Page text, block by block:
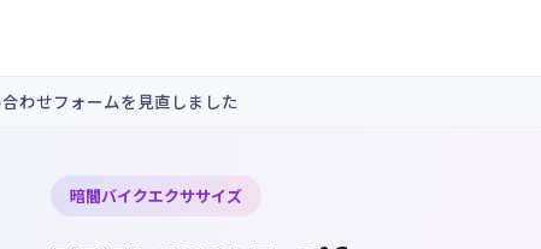
わせフォームを見直しました
暗闇バイクエクササイズ